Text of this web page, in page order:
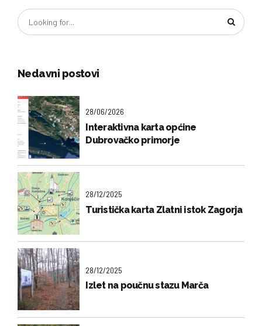
Nedavni postovi
28/06/2026
Interaktivna karta općine
Dubrovačko primorje
28/12/2025
Turistička karta Zlatni istok Zagorja
28/12/2025
Izlet na poučnu stazu Marča